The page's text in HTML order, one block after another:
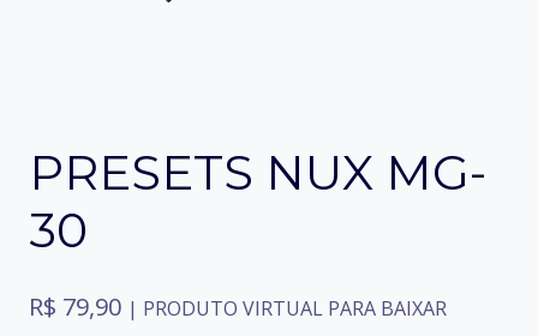
PRESETS NUX MG-
30
R$ 79,90 | PRODUTO VIRTUAL PARA BAIXAR